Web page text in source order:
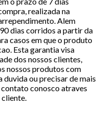
realizada na
Alem
dias corridos a partir da
casos em que o produto
Esta garantia visa
dos nossos clientes,
nossos produtos com
ou precisar de mais
conosco atraves